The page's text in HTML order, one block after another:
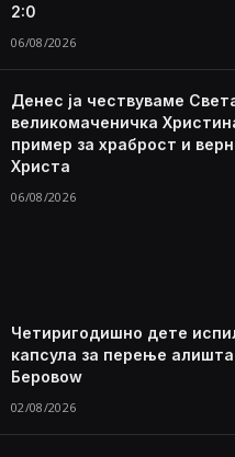
2:0
06/08/2026
Денес ја чествуваме
великомаченичка
пример за храброст и
Христа
06/08/2026
Четиригодишно дете
капсула за перење алишта
Беровоw
02/08/2026